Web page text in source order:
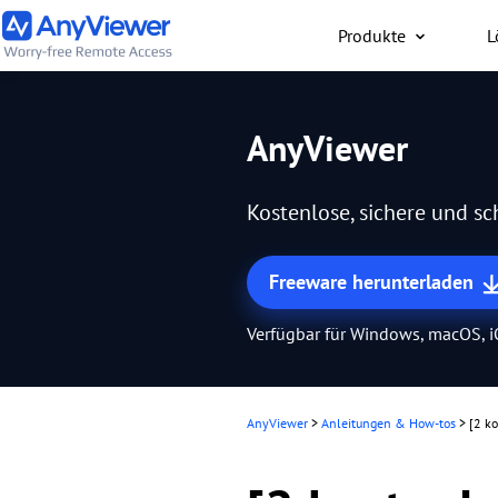
Produkte
Mac, PC oder
AnyViewer
Kostenlose, sichere und
Freeware herunterladen
Verfügbar für Windows, macOS,
AnyViewer > Anleitungen & How-tos > [2